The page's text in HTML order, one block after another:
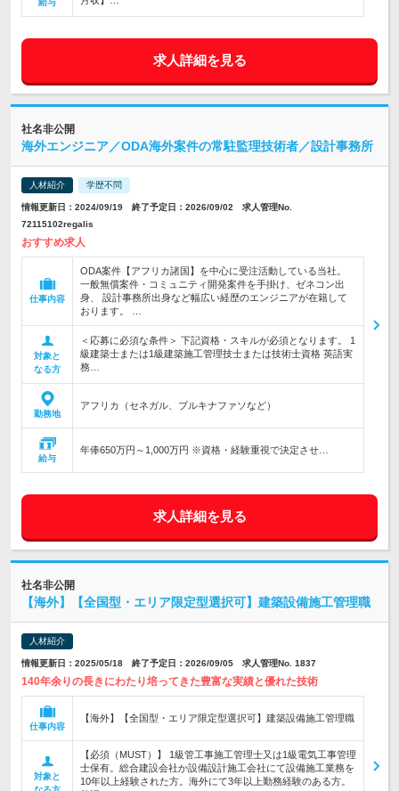
給与
求人詳細を見る
社名非公開
海外エンジニア／ODA海外案件の常駐監理技術者／設計事務所
人材紹介 学歴不問
情報更新日：2024/09/19 終了予定日：2026/09/02 求人管理No.
72115102regalis
おすすめ求人
仕事内容
ODA案件【アフリカ諸国】を中心に受注活動している当社。
一般無償案件・コミュニティ開発案件を手掛け、ゼネコン出
身、 設計事務所出身など幅広い経歴のエンジニアが在籍して
おります。 …
対象と
なる方
＜応募に必須な条件＞ 下記資格・スキルが必須となります。 1
級建築士または1級建築施工管理技士または技術士資格 英語実
務…
勤務地
アフリカ（セネガル、ブルキナファソなど）
給与
年俸650万円～1,000万円 ※資格・経験重視で決定させ…
求人詳細を見る
社名非公開
【海外】【全国型・エリア限定型選択可】建築設備施工管理職
人材紹介
情報更新日：2025/05/18 終了予定日：2026/09/05 求人管理No. 1837
140年余りの長きにわたり培ってきた豊富な実績と優れた技術
仕事内容
【海外】【全国型・エリア限定型選択可】建築設備施工管理職
対象と
【必須（MUST）】 1級管工事施工管理士又は1級電気工事管理
士保有。総合建設会社か設備設計施工会社にて設備施工業務を
10年以上経験された方。海外にて3年以上勤務経験のある方。